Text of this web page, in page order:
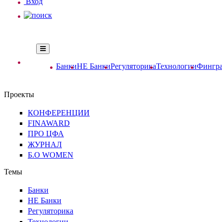
БанкиНЕ БанкиРегуляторикаТехнологии
Проекты
КОНФЕРЕНЦИИ
FINAWARD
ПРО ЦФА
ЖУРНАЛ
Б.О WOMEN
Темы
Банки
НЕ Банки
Регуляторика